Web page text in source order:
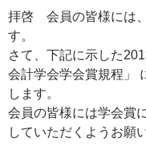
拝啓 会員の皆様には
す。
さて、下記に示した
会計学会学会賞規程」
します。
会員の皆様には学会賞
していただくようお願